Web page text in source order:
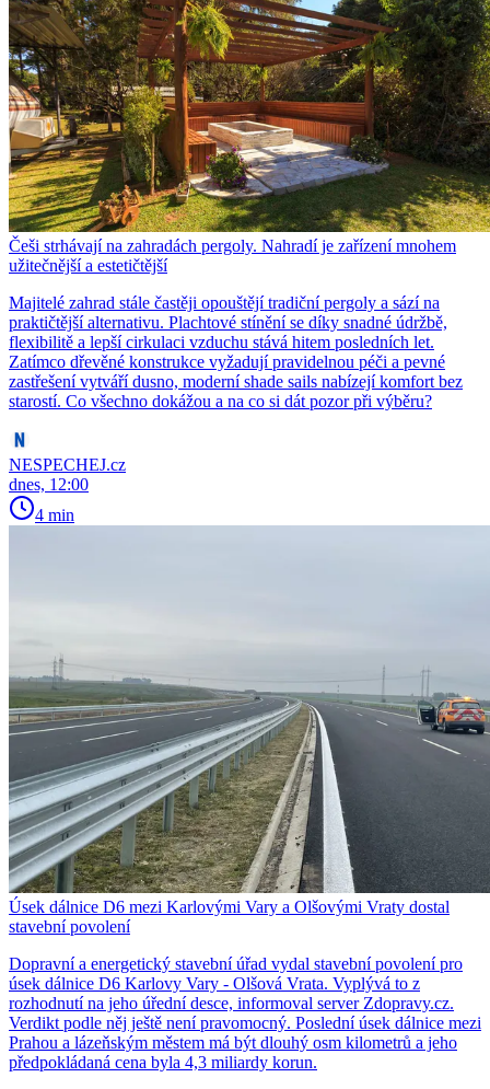
Češi strhávají na zahradách pergoly. Nahradí je zařízení mnohem
užitečnější a estetičtější
Majitelé zahrad stále častěji opouštějí tradiční pergoly a sází na
praktičtější alternativu. Plachtové stínění se díky snadné údržbě,
flexibilitě a lepší cirkulaci vzduchu stává hitem posledních let.
Zatímco dřevěné konstrukce vyžadují pravidelnou péči a pevné
zastřešení vytváří dusno, moderní shade sails nabízejí komfort bez
starostí. Co všechno dokážou a na co si dát pozor při výběru?
NESPECHEJ.cz
dnes, 12:00
4 min
Úsek dálnice D6 mezi Karlovými Vary a Olšovými Vraty dostal
stavební povolení
Dopravní a energetický stavební úřad vydal stavební povolení pro
úsek dálnice D6 Karlovy Vary - Olšová Vrata. Vyplývá to z
rozhodnutí na jeho úřední desce, informoval server Zdopravy.cz.
Verdikt podle něj ještě není pravomocný. Poslední úsek dálnice mezi
Prahou a lázeňským městem má být dlouhý osm kilometrů a jeho
předpokládaná cena byla 4,3 miliardy korun.